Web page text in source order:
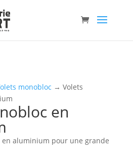
monobloc → Volets
en
en aluminium pour une grande